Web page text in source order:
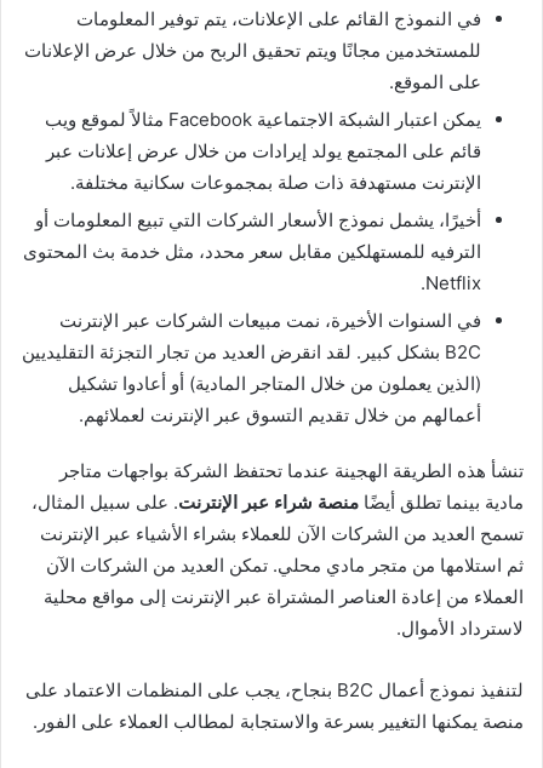
في النموذج القائم على الإعلانات، يتم توفير المعلومات
للمستخدمين مجانًا ويتم تحقيق الربح من خلال عرض الإعلانات
على الموقع.
يمكن اعتبار الشبكة الاجتماعية Facebook مثالاً لموقع ويب
قائم على المجتمع يولد إيرادات من خلال عرض إعلانات عبر
الإنترنت مستهدفة ذات صلة بمجموعات سكانية مختلفة.
أخيرًا، يشمل نموذج الأسعار الشركات التي تبيع المعلومات أو
الترفيه للمستهلكين مقابل سعر محدد، مثل خدمة بث المحتوى
Netflix.
في السنوات الأخيرة، نمت مبيعات الشركات عبر الإنترنت
B2C بشكل كبير. لقد انقرض العديد من تجار التجزئة التقليديين
(الذين يعملون من خلال المتاجر المادية) أو أعادوا تشكيل
أعمالهم من خلال تقديم التسوق عبر الإنترنت لعملائهم.
تنشأ هذه الطريقة الهجينة عندما تحتفظ الشركة بواجهات متاجر
مادية بينما تطلق أيضًا منصة شراء عبر الإنترنت. على سبيل المثال،
تسمح العديد من الشركات الآن للعملاء بشراء الأشياء عبر الإنترنت
ثم استلامها من متجر مادي محلي. تمكن العديد من الشركات الآن
العملاء من إعادة العناصر المشتراة عبر الإنترنت إلى مواقع محلية
لاسترداد الأموال.
لتنفيذ نموذج أعمال B2C بنجاح، يجب على المنظمات الاعتماد على
منصة يمكنها التغيير بسرعة والاستجابة لمطالب العملاء على الفور.